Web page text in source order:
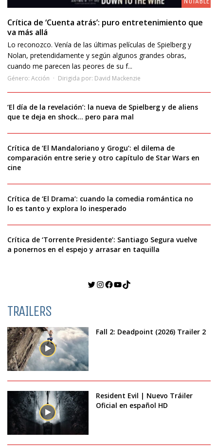
Crítica de ‘Cuenta atrás’: puro entretenimiento que
va más allá
Lo reconozco. Venía de las últimas películas de Spielberg y
Nolan, pretendidamente y según algunos grandes obras,
cuando me parecen las peores de su f...
Género: Acción Dirigida por: David Mackenzie
‘El día de la revelación’: la nueva de Spielberg y de aliens
que te deja en shock… pero para mal
Crítica de ‘El Mandaloriano y Grogu’: el dilema de
comparación entre serie y otro capítulo de Star Wars en
cine
Crítica de ‘El Drama’: cuando la comedia romántica no
lo es tanto y explora lo inesperado
Crítica de ‘Torrente Presidente’: Santiago Segura vuelve
a ponernos en el espejo y arrasar en taquilla
Twitter
Instagram
Facebook
YouTube
TikTok
TRAILERS
Fall 2: Deadpoint (2026) Trailer 2
Resident Evil | Nuevo Tráiler
Oficial en español HD